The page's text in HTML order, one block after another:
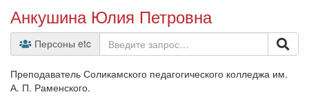
Анкушина Юлия Петровна
Персоны etc
Преподаватель Соликамского педагогического колледжа им.
А. П. Раменского.